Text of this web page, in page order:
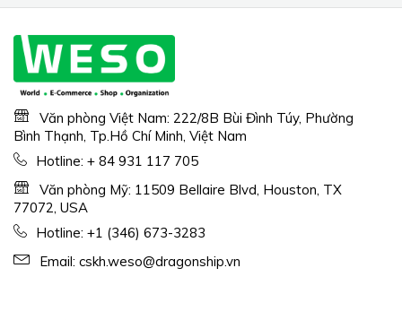
Văn phòng Việt Nam: 222/8B Bùi Đình Túy, Phường
Bình Thạnh, Tp.Hồ Chí Minh, Việt Nam
Hotline: + 84 931 117 705
Văn phòng Mỹ: 11509 Bellaire Blvd, Houston, TX
77072, USA
Hotline: +1 (346) 673-3283
Email: cskh.weso@dragonship.vn